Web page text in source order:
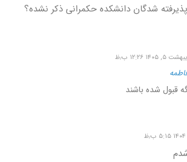
شدگان دانشکده حکمرانی ذکر نشده؟
۵, ۱۴۰۵ ۱۲:۲۶ ب٫ظ
قبول شده باشند